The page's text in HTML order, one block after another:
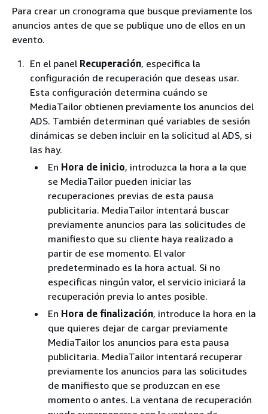
cliente. Para obtener más información,
consulta el siguiente ejemplo.
aws.streamIdconsulta en la
HTTP solicitud del cliente a tu MediaTailor
punto final. Para obtener información
general sobre el seguimiento del lado del
servidor, consulte.MediaTailor
seguimiento e informes de anuncios del
manifiesto a un punto final de HLS que
incluye un ID de transmisión tiene el
siguiente aspecto, donde myStreamId
aparece el nombre del ID de transmisión:
GET <mediatailorURL>/v1/master/
Para el seguimiento desde el lado del
cliente, incluye lastreamIdclave y el
valor en el cuerpo de la solicitud de
inicialización de POST HTTPsesión del
cliente dirigida al punto final.
MediaTailor/v1/sessionPara obtener
información general sobre el seguimiento
del lado del cliente, consulte.Client-side
seguimiento de anunciosUna solicitud de
Para crear un cronograma que busque previamente los
anuncios antes de que se publique uno de ellos en un
evento.
En el panel Recuperación, especifica la
configuración de recuperación que deseas usar.
Esta configuración determina cuándo se
MediaTailor obtienen previamente los anuncios del
ADS. También determinan qué variables de sesión
dinámicas se deben incluir en la solicitud al ADS, si
las hay.
En Hora de inicio, introduzca la hora a la que
se MediaTailor pueden iniciar las
recuperaciones previas de esta pausa
publicitaria. MediaTailor intentará buscar
previamente anuncios para las solicitudes de
manifiesto que su cliente haya realizado a
partir de ese momento. El valor
predeterminado es la hora actual. Si no
especificas ningún valor, el servicio iniciará la
recuperación previa lo antes posible.
En Hora de finalización, introduce la hora en la
que quieres dejar de cargar previamente
MediaTailor los anuncios para esta pausa
publicitaria. MediaTailor intentará recuperar
previamente los anuncios para las solicitudes
de manifiesto que se produzcan en ese
momento o antes. La ventana de recuperación